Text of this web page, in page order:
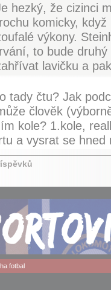
hezký, že cizinci
komicky,
výkony.
to bude druhý
lavičku a
tady čtu? Jak
člověk
kole? 1.kole,
a vysrat se
fotbal